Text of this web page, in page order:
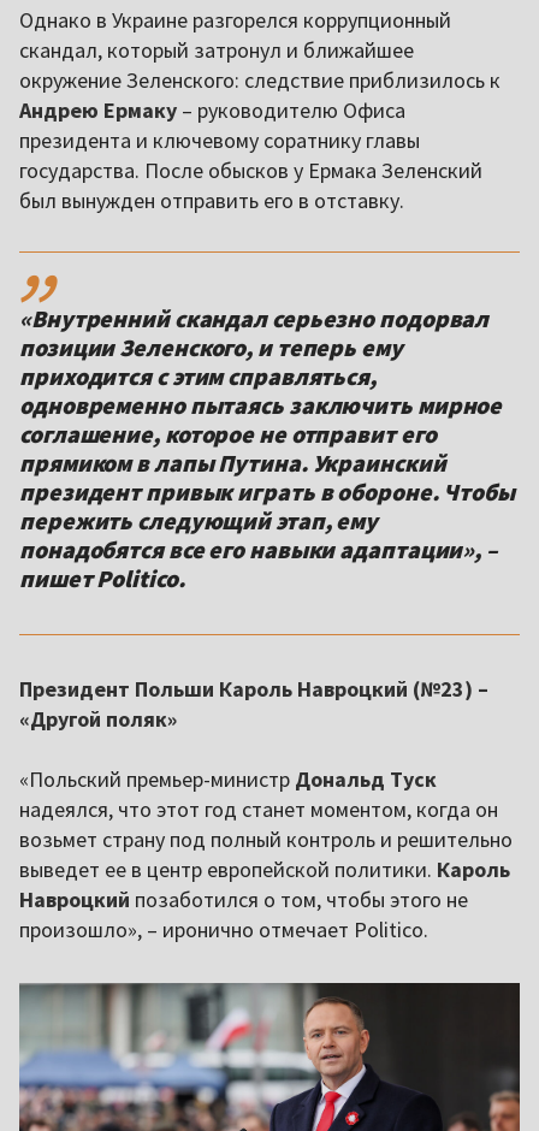
Однако в Украине разгорелся коррупционный
скандал, который затронул и ближайшее
окружение Зеленского: следствие приблизилось к
Андрею Ермаку – руководителю Офиса
президента и ключевому соратнику главы
государства. После обысков у Ермака Зеленский
был вынужден отправить его в отставку.
,,
«Внутренний скандал серьезно подорвал
позиции Зеленского, и теперь ему
приходится с этим справляться,
одновременно пытаясь заключить мирное
соглашение, которое не отправит его
прямиком в лапы Путина. Украинский
президент привык играть в обороне. Чтобы
пережить следующий этап, ему
понадобятся все его навыки адаптации», –
пишет Politico.
Президент Польши Кароль Навроцкий (№23) –
«Другой поляк»
«Польский премьер-министр Дональд Туск
надеялся, что этот год станет моментом, когда он
возьмет страну под полный контроль и решительно
выведет ее в центр европейской политики. Кароль
Навроцкий позаботился о том, чтобы этого не
произошло», – иронично отмечает Politico.